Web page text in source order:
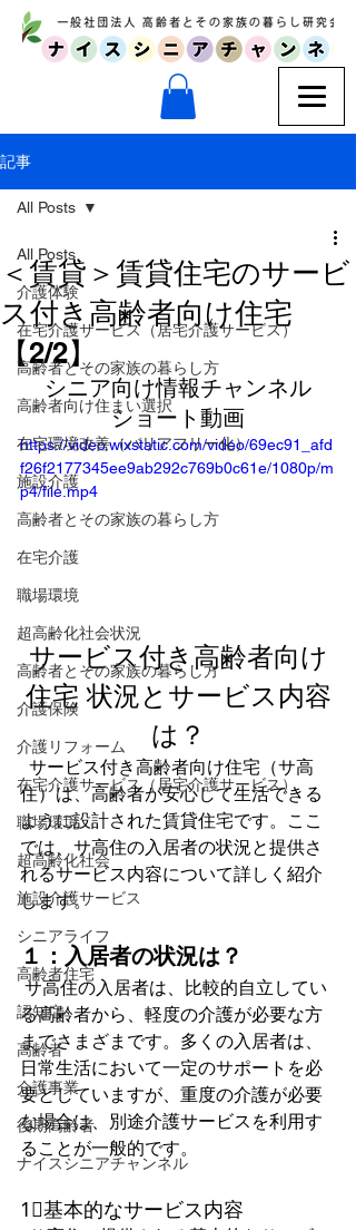
記事
All Posts
介護体験
在宅介護サービス（居宅介護サービス）
高齢者とその家族の暮らし方
高齢者向け住まい選択
在宅環境改善（バリアフリー化）
施設介護
高齢者とその家族の暮らし方
在宅介護
職場環境
超高齢化社会状況
高齢者とその家族の暮らし方
介護保険
介護リフォーム
在宅介護サービス（居宅介護サービス）
職場環境
超高齢化社会
施設介護サービス
シニアライフ
高齢者住宅
認知症
高齢者
介護事業
後期高齢者
ナイスシニアチャンネル
All Posts
＜賃貸＞賃貸住宅のサービ
ス付き高齢者向け住宅
【2/2】
シニア向け情報チャンネル
ショート動画
https://video.wixstatic.com/video/69ec91_afd
f26f2177345ee9ab292c769b0c61e/1080p/m
p4/file.mp4
サービス付き高齢者向け
住宅 状況とサービス内容
は？
住）は、高齢者が安心して生活できる
ように設計された賃貸住宅です。ここ
では、サ高住の入居者の状況と提供さ
れるサービス内容について詳しく紹介
します。
１：入居者の状況は？
る高齢者から、軽度の介護が必要な方
までさまざまです。多くの入居者は、
日常生活において一定のサポートを必
要としていますが、重度の介護が必要
な場合は、別途介護サービスを利用す
ることが一般的です。
1⃣基本的なサービス内容